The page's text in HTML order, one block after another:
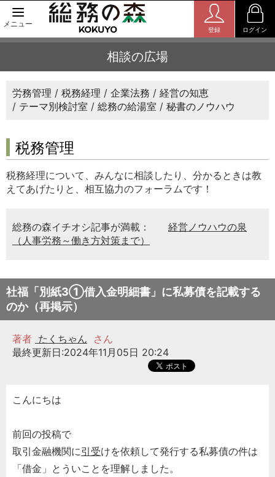
メニュー
登録 ログイン
相談の広場
労務管理 税務経理 企業法務
経営の知恵
テーマ別検討室
総務の給湯室 秘書のノウハウ
税務管理
税務経理について、みんなに相談したり、分かるときは教
えてあげたりと、相互協力のフォーラムです！
総務の森イチオシ記事が満載：
経営ノウハウの泉
（人事労務～働き方対策まで）
社福「別紙3①借入金明細書」に私募債を記載する
のか（再掲示）
著者 たくちゃん
さん
最終更新日:2024年11月05日 20:24
こんにちは
前回の投稿で
取引金融機関に引受けを依頼して発行する私募債の件は
「借金」とういことを理解しました。